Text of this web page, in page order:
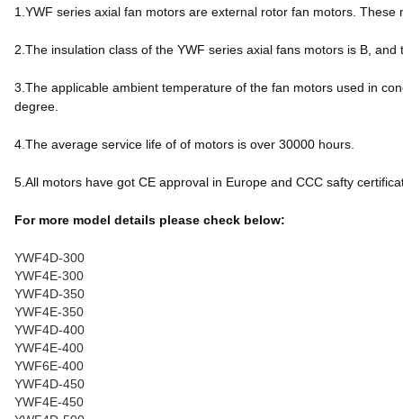
1.YWF series axial fan motors are external rotor fan motors.
2.The insulation class of the YWF series axial fans motors is B,
3.The applicable ambient temperature of the fan motors used in
degree.
4.The average service life of of motors is over 30000 hours.
5.All motors have got CE approval in Europe and CCC safty
For more model details please check below:
YWF4D-300
YWF4E-300
YWF4D-350
YWF4E-350
YWF4D-400
YWF4E-400
YWF6E-400
YWF4D-450
YWF4E-450